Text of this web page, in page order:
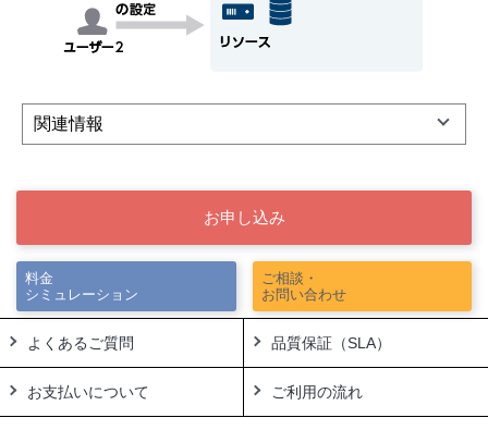
関連情報
お申し込み
ご相談・
お問い合わせ
料金
シミュレーション
よくあるご質問 品質保証（SLA）
お支払いについて ご利用の流れ